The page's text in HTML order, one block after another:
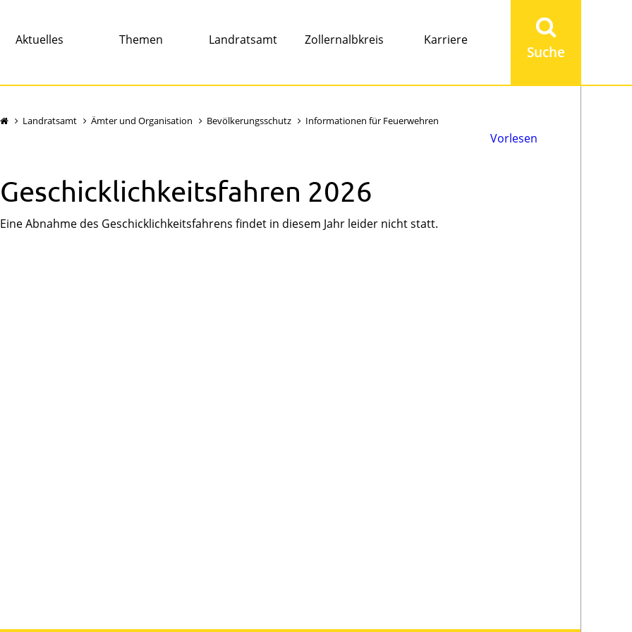
Aktuelles Themen Landratsamt Zollernalbkreis Karriere
eingeben
Landratsamt Ämter und Organisation Bevölkerungsschutz Informationen für Feuerwehren
Vorlesen
Geschicklichkeitsfahren 2026
Eine Abnahme des Geschicklichkeitsfahrens findet in diesem Jahr leider nicht statt.